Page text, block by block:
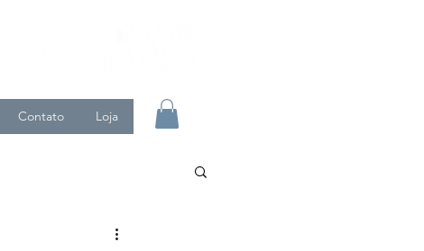
Contato Loja